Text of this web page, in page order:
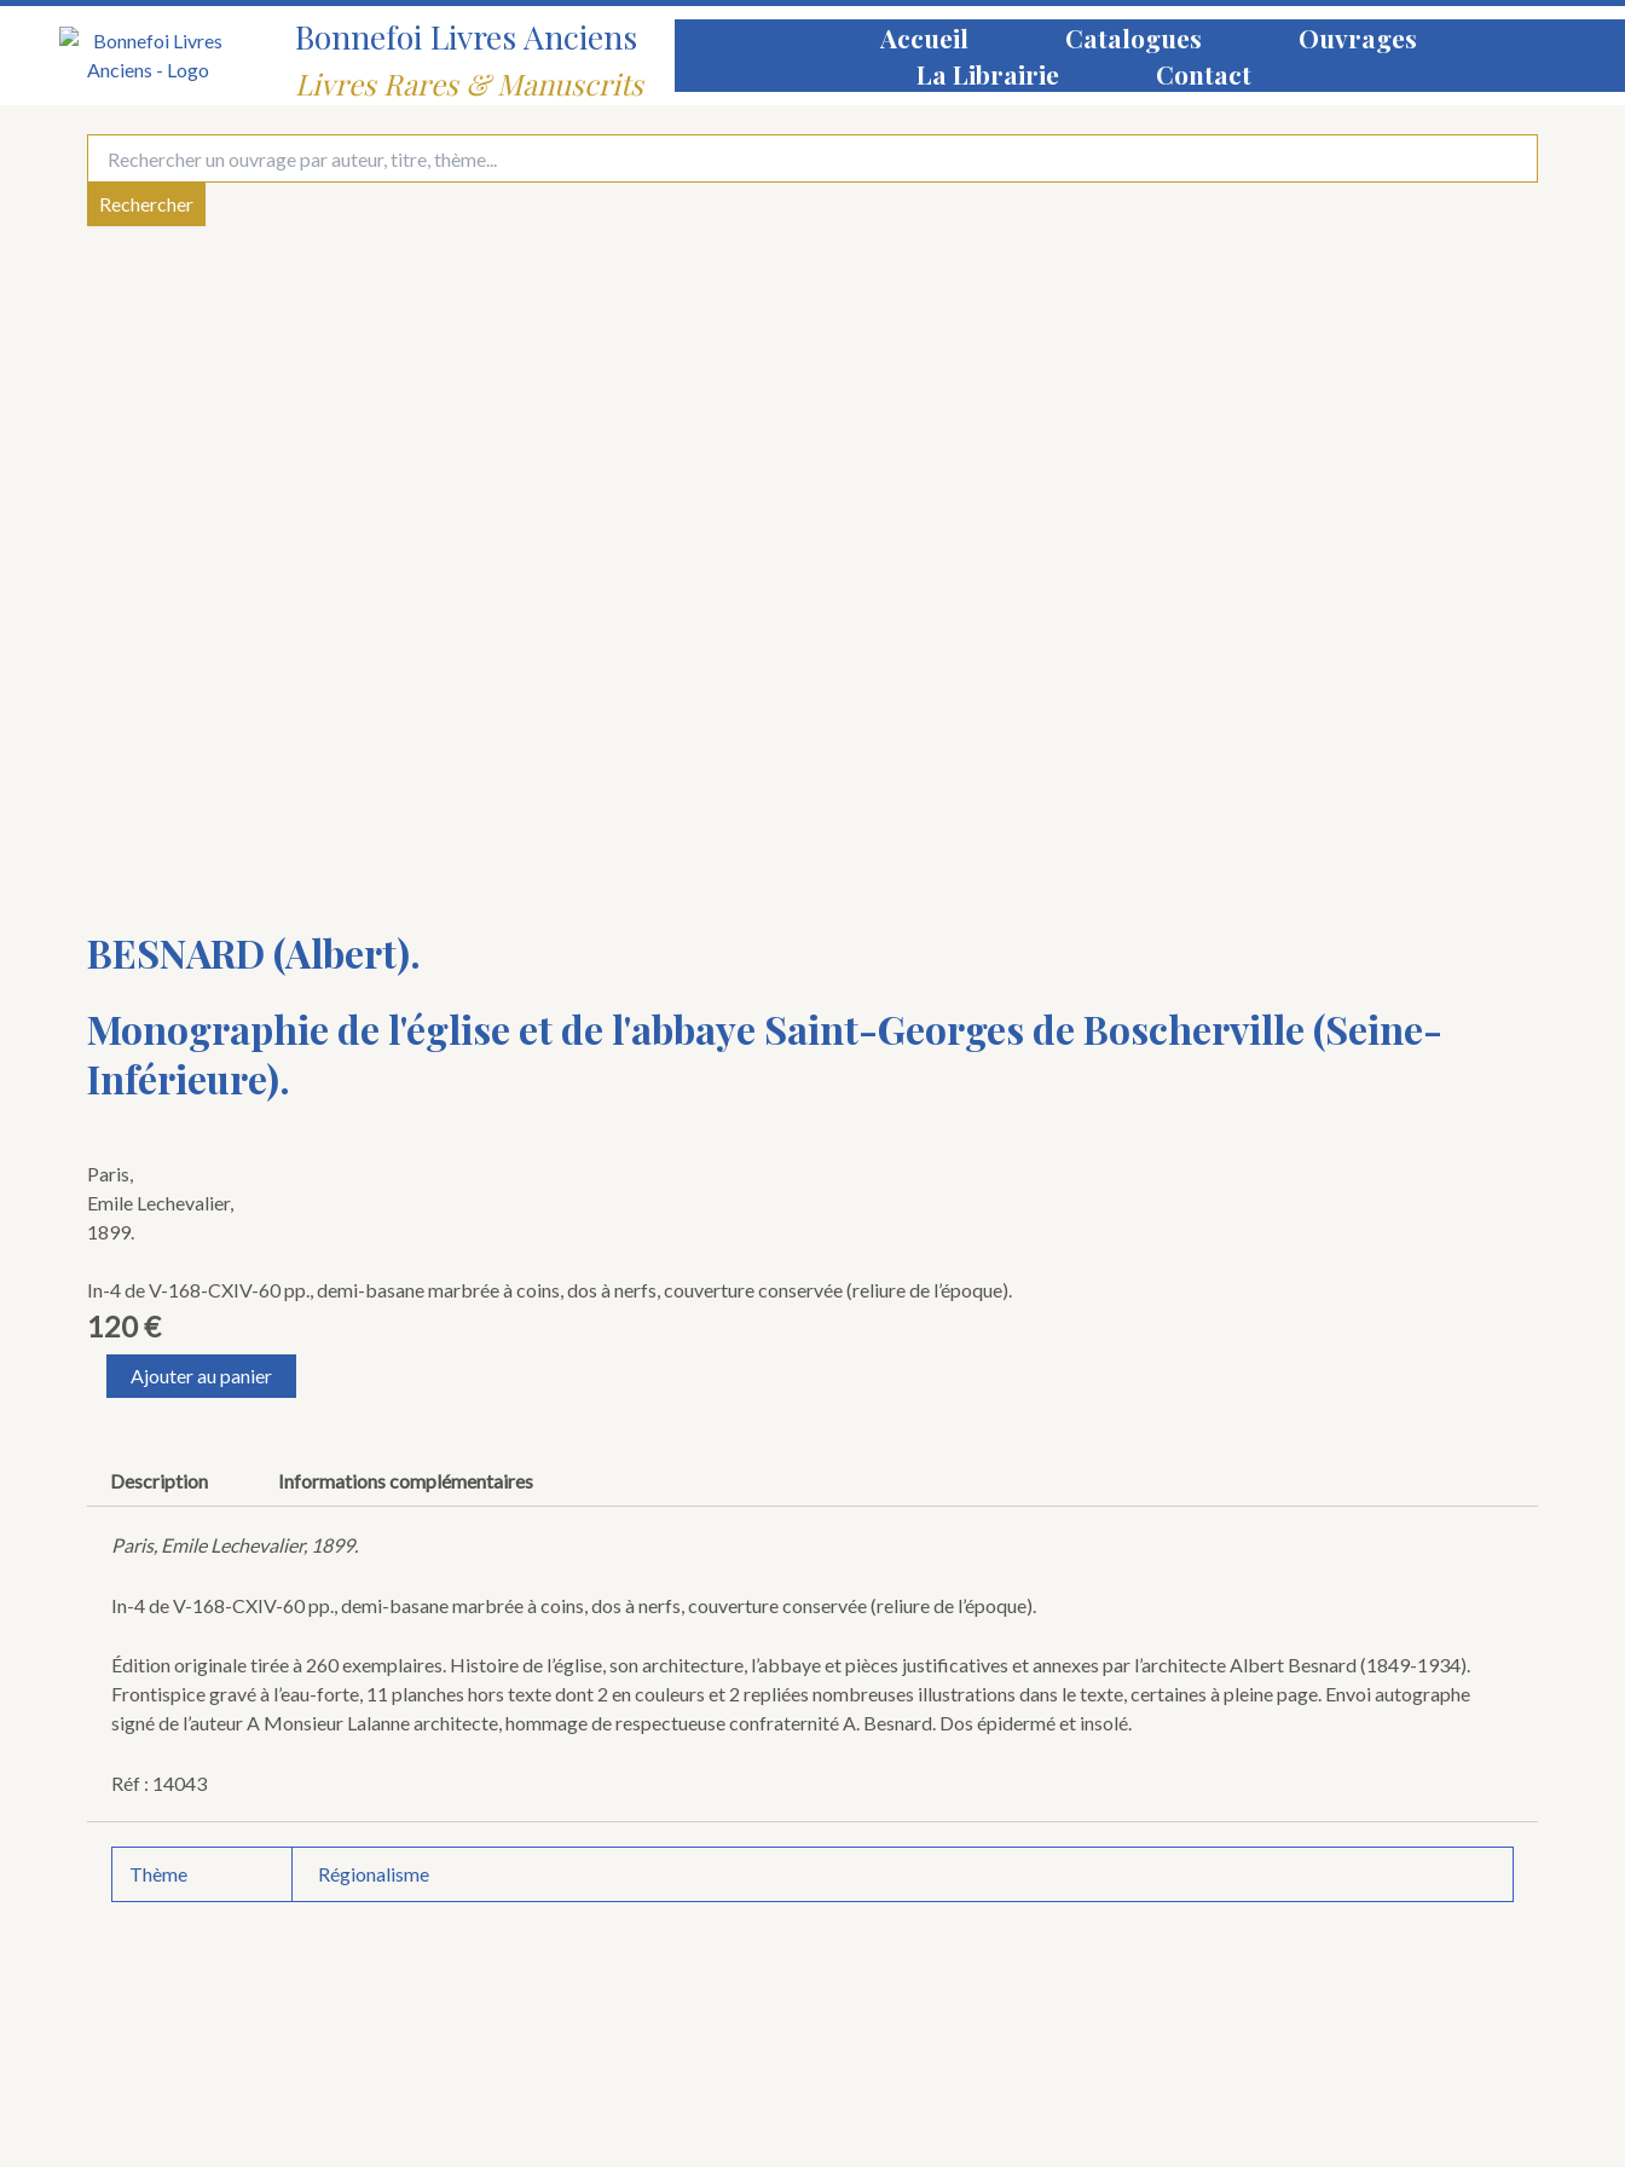
Aller
Bonnefoi Livres Anciens
Livres Rares & Manuscrits
Accueil Catalogues
Ouvrages
La Librairie
Contact
BESNARD (Albert).
Monographie de l'église et de l'abbaye Saint-Georges de Boscherville (Seine-
Inférieure).
Paris,
Emile Lechevalier,
1899.
In-4 de V-168-CXIV-60 pp., demi-basane marbrée à coins, dos à nerfs, couverture conservée (reliure de l’époque).
120€
l'église
Saint-
Boscherville
(Seine-
Inférieure).
Ajouter au panier
Description Informations complémentaires
Paris, Emile Lechevalier, 1899.
In-4 de V-168-CXIV-60 pp., demi-basane marbrée à coins, dos à nerfs, couverture conservée (reliure de l’époque).
Édition originale tirée à 260 exemplaires. Histoire de l’église, son architecture, l’abbaye et pièces justificatives et annexes par l’architecte Albert Besnard (1849-1934).
Frontispice gravé à l’eau-forte, 11 planches hors texte dont 2 en couleurs et 2 repliées nombreuses illustrations dans le texte, certaines à pleine page. Envoi autographe
signé de l’auteur A Monsieur Lalanne architecte, hommage de respectueuse confraternité A. Besnard. Dos épidermé et insolé.
Réf : 14043
Thème Régionalisme